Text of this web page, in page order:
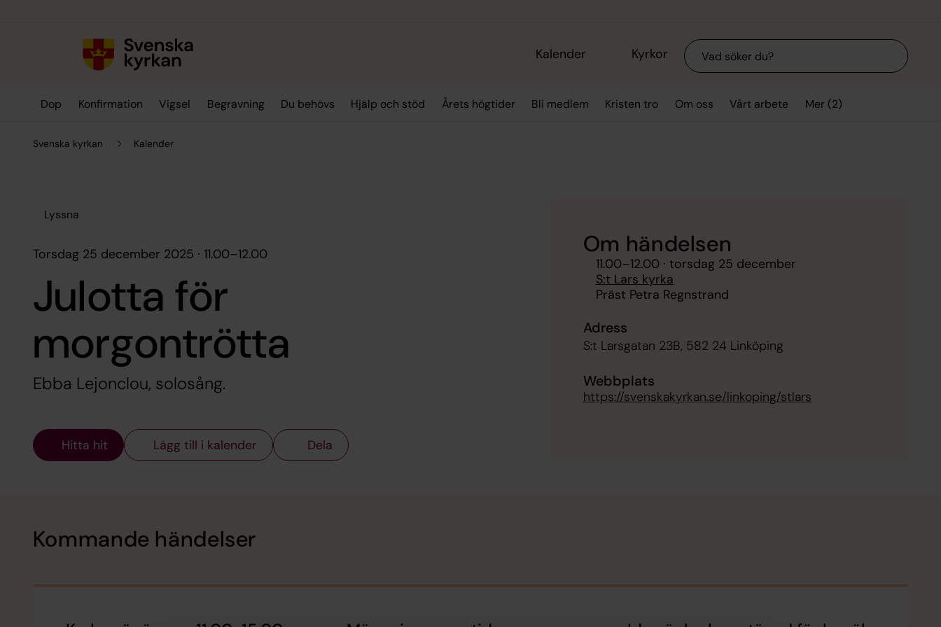
Kalender Kyrkor Sök
Dop Konfirmation Vigsel Begravning Du behövs Hjälp och stöd Årets högtider Bli medlem Kristen tro Om oss Vårt arbete Mer (2)
Svenska kyrkan Kalender
Lyssna
torsdag 25 december 2025 · 11.00–12.00
Julotta för
morgontrötta
Ebba Lejonclou, solosång.
Hitta hit Lägg till i kalender Dela
Om händelsen
11.00–12.00 · torsdag 25 december
S:t Lars kyrka
Präst Petra Regnstrand
Adress
S:t Larsgatan 23B, 582 24 Linköping
Webbplats
https://svenskakyrkan.se/linkoping/stlars
Kommande händelser